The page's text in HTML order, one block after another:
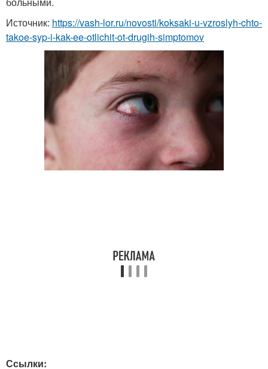
Источник: https://vash-lor.ru/novosti/koksaki-u-vzroslyh-chto-
takoe-syp-i-kak-ee-otlichit-ot-drugih-simptomov
Ссылки: